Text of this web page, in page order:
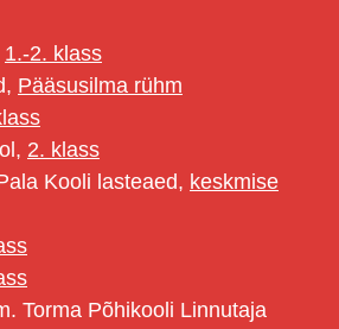
1.-2. klass
Pääsusilma rühm
2. klass
Kooli lasteaed, keskmise
Torma Põhikooli Linnutaja